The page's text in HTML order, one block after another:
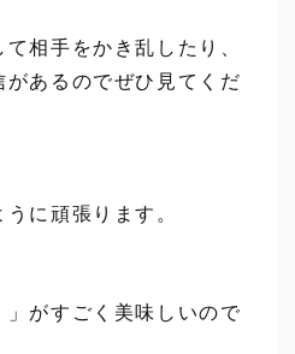
相手をかき乱したり、
あるのでぜひ見てくだ
に頑張ります。
がすごく美味しいので